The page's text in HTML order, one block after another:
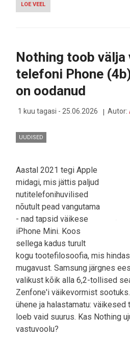
LOE VEEL
VEEL
VÜRTSITATUD
SAMSUNG
GALAXY
5G
HINDA
VÄÄRT?
Nothing toob välja
telefoni Phone
on oodanud
1 kuu tagasi - 25.06.2026 Autor:
UUDISED
Aastal 2021 tegi Apple
midagi, mis jättis paljud
nutitelefonihuvilised
nõutult pead vangutama
- nad tapsid väikese
iPhone Mini. Koos
sellega kadus turult
kogu tootefilosoofia, mis
mugavust. Samsung järgnes
valikust kõik alla 6,2-tollised
Zenfone'i väikevormist
ühene ja halastamatu:
loeb vaid suurus. Kas Nothing
vastuvoolu?